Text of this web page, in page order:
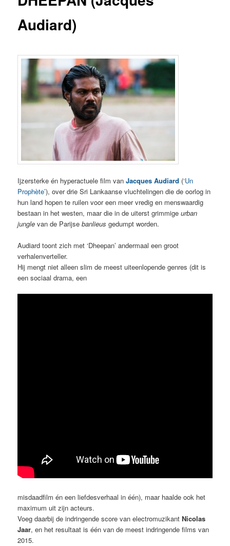
Audiard)
Ijzersterke én hyperactuele film vanJacques Audiard (‘Un
Prophète’), over drie Sri Lankaanse vluchtelingen die de oorlog in
hun land hopen te ruilen voor een meer vredig en menswaardig
bestaan in het westen, maar die in de uiterst grimmigeurban
jungle van de Parijsebanlieus gedumpt worden.
Audiard toont zich met ‘Dheepan’ andermaal een groot
verhalenverteller.
Hij mengt niet alleen slim de meest uiteenlopende genres (dit is
een sociaal drama, een
misdaadfilm én een liefdesverhaal in één), maar haalde ook het
maximum uit zijn acteurs.
Voeg daarbij de indringende score van electromuzikantNicolas
Jaar, en het resultaat iséén van de meest indringende films van
2015.